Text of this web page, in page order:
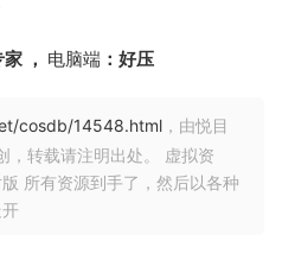
， 电脑端 ：好压
cosdb/14548.html ，由悦目
转载请注明出处。 虚拟资
所有资源到手了，然后以各种